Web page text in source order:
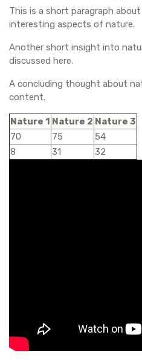
This is a short paragraph
interesting aspects of nature.
Another short insight into
discussed here.
A concluding thought about
content.
Nature 1 Nature 2 Nature 3
70
75
54
8
31 32